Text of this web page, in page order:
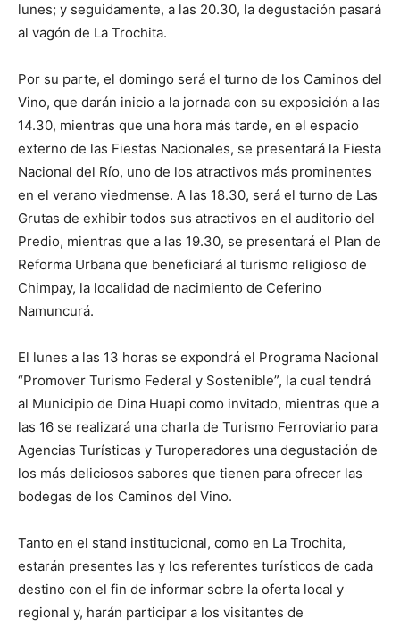
lunes; y seguidamente, a las 20.30, la degustación pasará
al vagón de La Trochita.
Por su parte, el domingo será el turno de los Caminos del
Vino, que darán inicio a la jornada con su exposición a las
14.30, mientras que una hora más tarde, en el espacio
externo de las Fiestas Nacionales, se presentará la Fiesta
Nacional del Río, uno de los atractivos más prominentes
en el verano viedmense. A las 18.30, será el turno de Las
Grutas de exhibir todos sus atractivos en el auditorio del
Predio, mientras que a las 19.30, se presentará el Plan de
Reforma Urbana que beneficiará al turismo religioso de
Chimpay, la localidad de nacimiento de Ceferino
Namuncurá.
El lunes a las 13 horas se expondrá el Programa Nacional
“Promover Turismo Federal y Sostenible”, la cual tendrá
al Municipio de Dina Huapi como invitado, mientras que a
las 16 se realizará una charla de Turismo Ferroviario para
Agencias Turísticas y Turoperadores una degustación de
los más deliciosos sabores que tienen para ofrecer las
bodegas de los Caminos del Vino.
Tanto en el stand institucional, como en La Trochita,
estarán presentes las y los referentes turísticos de cada
destino con el fin de informar sobre la oferta local y
regional y, harán participar a los visitantes de